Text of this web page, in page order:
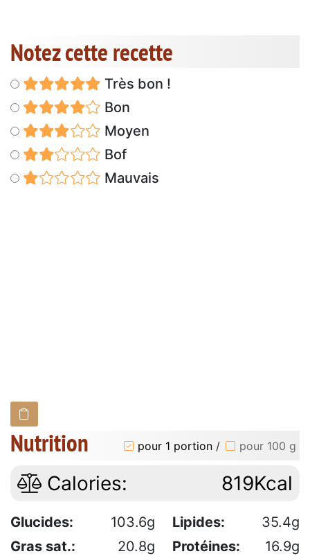
Notez cette recette
Très bon !
Bon
Moyen
Bof
Mauvais
Nutrition pour 1 portion / pour 100 g
Calories: 819Kcal
Glucides: 103.6g Lipides:
35.4g
Gras sat.:
20.8g Protéines:
16.9g